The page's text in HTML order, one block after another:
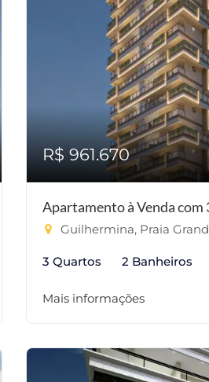
R$ 961.670
Apartamento à Venda com
Guilhermina, Praia
3 Quartos 2 Banheiros
Mais informações